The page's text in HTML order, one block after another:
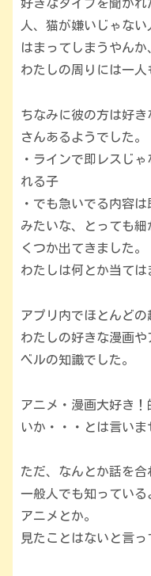
好きなタイプを聞か
人、猫が嫌いじゃな
はまってしまうやんか
わたしの周りには一人
ちなみに彼の方は好
さんあるようでした。
・ラインで即レスじ
れる子
・でも急いでる内容
みたいな、とっても
くつか出てきました。
わたしは何とか当ては
アプリ内でほとんどの
わたしの好きな漫画
ベルの知識でした。
アニメ・漫画大好き
いか・・・とは言いま
ただ、なんとか話を合
一般人でも知ってい
アニメとか。
見たことはないと言っ